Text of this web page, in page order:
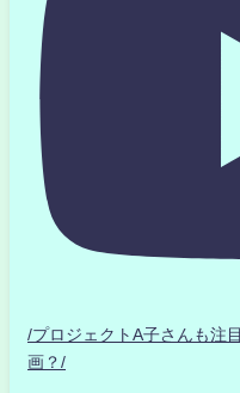
/プロジェクトA子さんも
画？/